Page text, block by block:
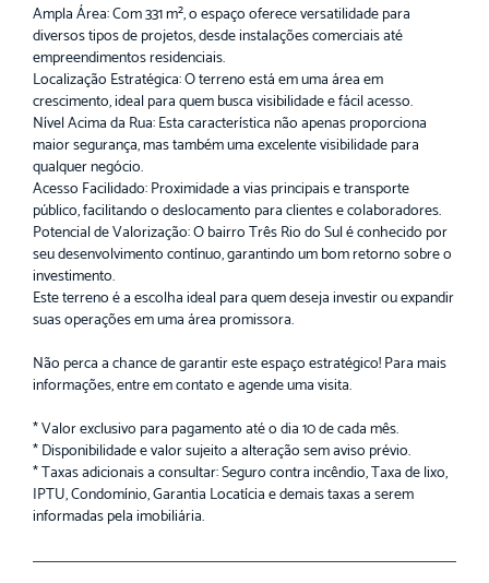
Ampla Área: Com 331 m², o espaço oferece versatilidade para
diversos tipos de projetos, desde instalações comerciais até
empreendimentos residenciais.
Localização Estratégica: O terreno está em uma área em
crescimento, ideal para quem busca visibilidade e fácil acesso.
Nível Acima da Rua: Esta característica não apenas proporciona
maior segurança, mas também uma excelente visibilidade para
qualquer negócio.
Acesso Facilidado: Proximidade a vias principais e transporte
público, facilitando o deslocamento para clientes e colaboradores.
Potencial de Valorização: O bairro Três Rio do Sul é conhecido por
seu desenvolvimento contínuo, garantindo um bom retorno sobre o
investimento.
Este terreno é a escolha ideal para quem deseja investir ou expandir
suas operações em uma área promissora.
Não perca a chance de garantir este espaço estratégico! Para mais
informações, entre em contato e agende uma visita.
* Valor exclusivo para pagamento até o dia 10 de cada mês.
* Disponibilidade e valor sujeito a alteração sem aviso prévio.
* Taxas adicionais a consultar: Seguro contra incêndio, Taxa de lixo,
IPTU, Condomínio, Garantia Locatícia e demais taxas a serem
informadas pela imobiliária.